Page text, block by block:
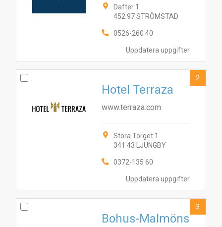
Uppdatera uppgifter
Dafter 1
452 97 STRÖMSTAD
0526-260 40
Uppdatera uppgifter
Hotel Terraza
www.terraza.com
Stora Torget 1
341 43 LJUNGBY
0372-135 60
2
Bohus-Malmöns
3